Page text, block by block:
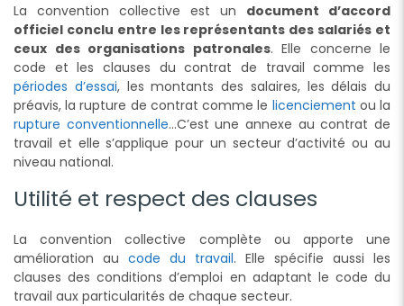
La convention collective est un document d’accord
officiel conclu entre les représentants des salariés et
ceux des organisations patronales. Elle concerne le
code et les clauses du contrat de travail comme les
périodes d’essai, les montants des salaires, les délais du
préavis, la rupture de contrat comme le licenciement ou la
rupture conventionnelle…C’est une annexe au contrat de
travail et elle s’applique pour un secteur d’activité ou au
niveau national.
Utilité et respect des clauses
La convention collective complète ou apporte une
amélioration au code du travail. Elle spécifie aussi les
clauses des conditions d’emploi en adaptant le code du
travail aux particularités de chaque secteur.